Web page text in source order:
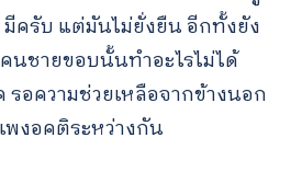
ครับ แต่มันไม่ยั่งยืน อีกทั้งยัง
นชายขอบนั้นทำอะไรไม่ได้
อความช่วยเหลือจากข้างนอก
พงอคติระหว่างกัน